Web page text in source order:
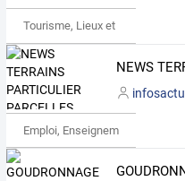
Tourisme, Lieux et Événements
infosactu
Emploi, Enseignement & Etudes